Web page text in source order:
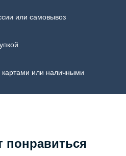
или самовывоз
или наличными